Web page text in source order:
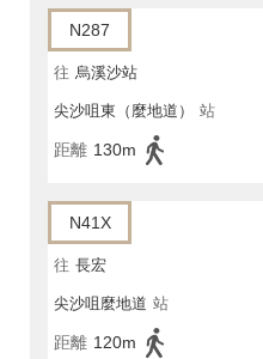
N287
往 烏溪沙站
尖沙咀東（麼地道） 站
距離 130m
N41X
往 長宏
尖沙咀麼地道 站
距離 120m